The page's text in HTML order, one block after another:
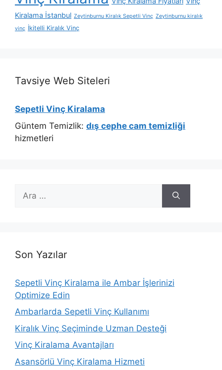
Kiralama İstanbul Zeytinburnu Kiralık Sepetli Vinç Zeytinburnu kiralık
vinç İkitelli Kiralık Vinç
Tavsiye Web Siteleri
Sepetli Vinç Kiralama
Güntem Temizlik: dış cephe cam temizliği
hizmetleri
ara
Son Yazılar
Sepetli Vinç Kiralama ile Ambar İşlerinizi
Optimize Edin
Ambarlarda Sepetli Vinç Kullanımı
Kiralık Vinç Seçiminde Uzman Desteği
Vinç Kiralama Avantajları
Asansörlü Vinç Kiralama Hizmeti